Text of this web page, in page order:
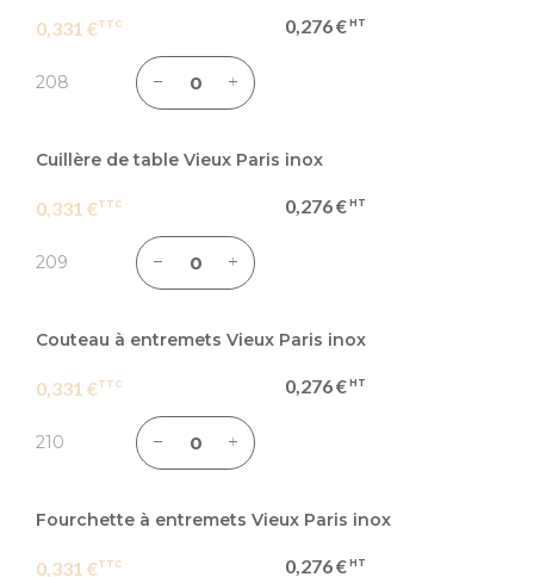
0,331 € 0,276 €
208
Cuillère de table Vieux Paris inox
0,331 € 0,276 €
209
Couteau à entremets Vieux Paris inox
0,331 € 0,276 €
210
Fourchette à entremets Vieux Paris inox
0,331 € 0,276 €